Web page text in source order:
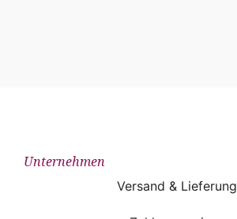
Unternehmen
Versand & Lieferung